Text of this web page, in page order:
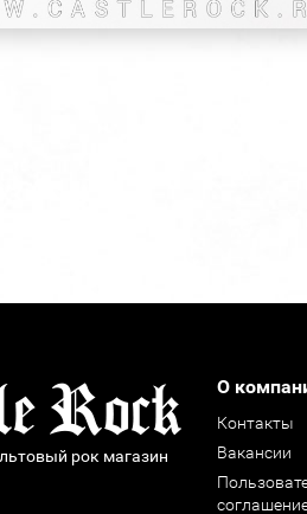
рок магазин
О
Контакты
Вакансии